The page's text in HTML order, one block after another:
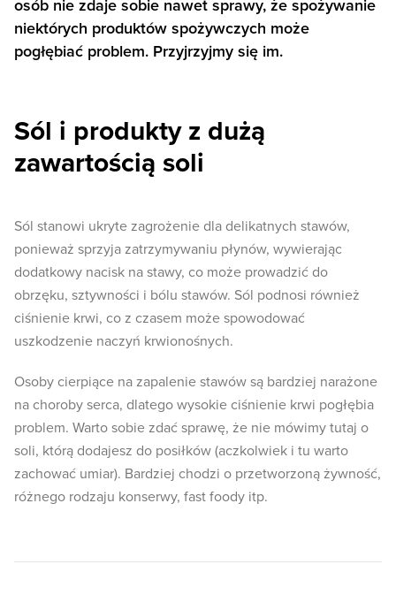
osób nie zdaje sobie nawet sprawy, że spożywanie
niektórych produktów spożywczych może
pogłębiać problem. Przyjrzyjmy się im.
Sól i produkty z dużą
zawartością soli
Sól stanowi ukryte zagrożenie dla delikatnych stawów,
ponieważ sprzyja zatrzymywaniu płynów, wywierając
dodatkowy nacisk na stawy, co może prowadzić do
obrzęku, sztywności i bólu stawów. Sól podnosi również
ciśnienie krwi, co z czasem może spowodować
uszkodzenie naczyń krwionośnych.
Osoby cierpiące na zapalenie stawów są bardziej narażone
na choroby serca, dlatego wysokie ciśnienie krwi pogłębia
problem. Warto sobie zdać sprawę, że nie mówimy tutaj o
soli, którą dodajesz do posiłków (aczkolwiek i tu warto
zachować umiar). Bardziej chodzi o przetworzoną żywność,
różnego rodzaju konserwy, fast foody itp.